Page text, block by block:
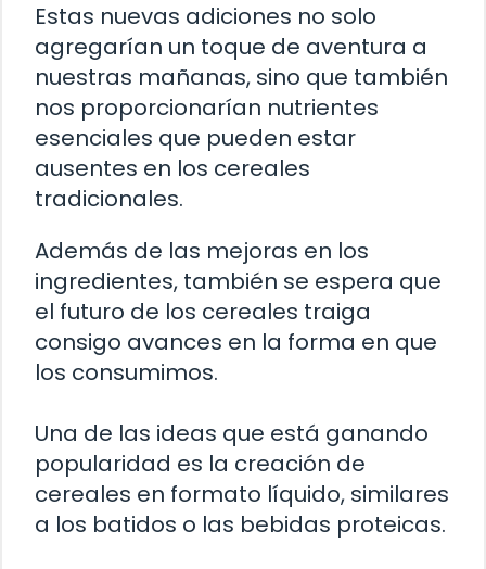
Estas nuevas adiciones no solo
agregarían un toque de aventura a
nuestras mañanas, sino que también
nos proporcionarían nutrientes
esenciales que pueden estar
ausentes en los cereales
tradicionales.
Además de las mejoras en los
ingredientes, también se espera que
el futuro de los cereales traiga
consigo avances en la forma en que
los consumimos.
Una de las ideas que está ganando
popularidad es la creación de
cereales en formato líquido, similares
a los batidos o las bebidas proteicas.